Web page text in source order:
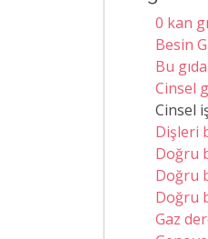
0 kan
Besin
Bu
Cinsel
Cinsel
Dişleri
Doğru
Doğru
Doğru
Gaz